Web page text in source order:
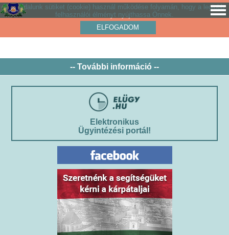
Weboldalunk sütiket (cookie) használ működése folyamán, hogy a legjobb
felhasználói élményt nyújthassa Önnek.
ELFOGADOM
-- További információ --
Elektronikus
Ügyintézési portál!